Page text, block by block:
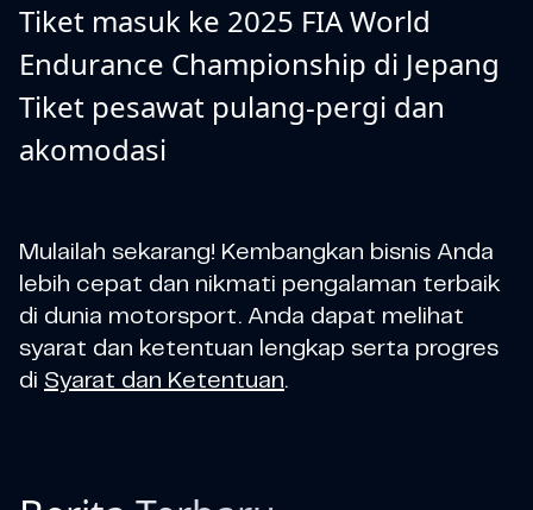
Tiket masuk ke 2025 FIA World
Endurance Championship di Jepang
Tiket pesawat pulang-pergi dan
akomodasi
Mulailah sekarang! Kembangkan bisnis Anda
lebih cepat dan nikmati pengalaman terbaik
di dunia motorsport. Anda dapat melihat
syarat dan ketentuan lengkap serta progres
di Syarat dan Ketentuan.